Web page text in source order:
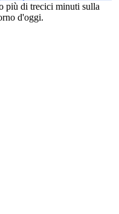
più di trecici minuti sulla
d'oggi.